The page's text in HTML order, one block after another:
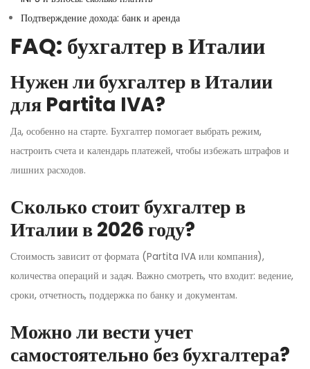
Подтверждение дохода: банк и аренда
FAQ: бухгалтер в Италии
Нужен ли бухгалтер в Италии
для Partita IVA?
Да, особенно на старте. Бухгалтер помогает выбрать режим,
настроить счета и календарь платежей, чтобы избежать штрафов и
лишних расходов.
Сколько стоит бухгалтер в
Италии в 2026 году?
Стоимость зависит от формата (Partita IVA или компания),
количества операций и задач. Важно смотреть, что входит: ведение,
сроки, отчетность, поддержка по банку и документам.
Можно ли вести учет
самостоятельно без бухгалтера?